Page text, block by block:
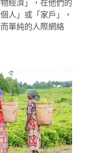
經濟」，在他們的
人」或「家戶」，
單純的人際網絡